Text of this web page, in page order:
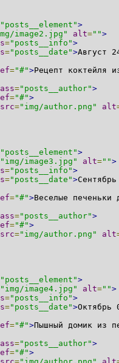
"posts__element">
image2.jpg" alt="">
="posts__info">
="posts__date">Август
="#">Рецепт коктейля
="posts__author">
="#">
src="img/author.png" alt
"posts__element">
"img/image3.jpg" alt="">
="posts__info">
="posts__date">
="#">Веселые печеньки
="posts__author">
="#">
src="img/author.png" alt
"posts__element">
"img/image4.jpg" alt="">
="posts__info">
="posts__date">Октябрь
="#">Пышный домик из
="posts__author">
="#">